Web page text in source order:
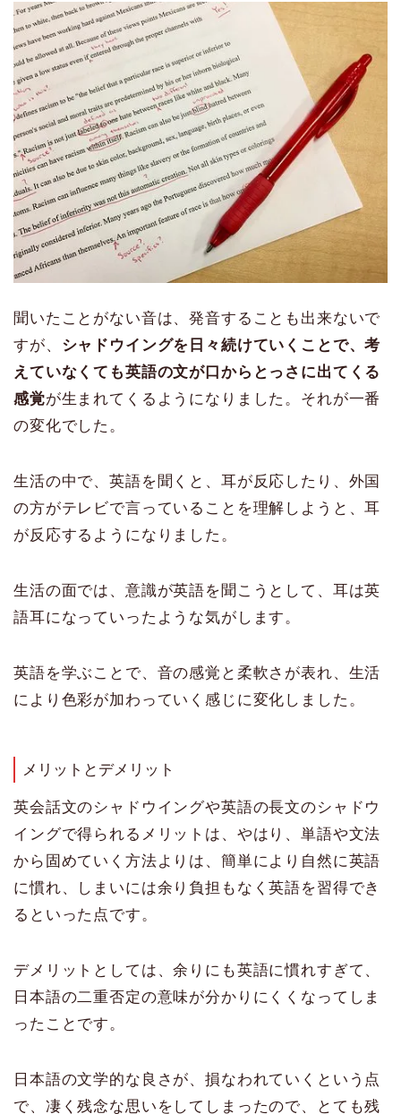
聞いたことがない音は、発音することも出来ないで
すが、 シャドウイングを日々続けていくことで、考
えていなくても英語の文が口からとっさに出てくる
感覚が生まれてくるようになりました。それが一番
の変化でした。
生活の中で、英語を聞くと、耳が反応したり、外国
の方がテレビで言っていることを理解しようと、耳
が反応するようになりました。
生活の面では、意識が英語を聞こうとして、耳は英
語耳になっていったような気がします。
英語を学ぶことで、音の感覚と柔軟さが表れ、生活
により色彩が加わっていく感じに変化しました。
メリットとデメリット
英会話文のシャドウイングや英語の長文のシャドウ
イングで得られるメリットは、やはり、単語や文法
から固めていく方法よりは、簡単により自然に英語
に慣れ、しまいには余り負担もなく英語を習得でき
るといった点です。
デメリットとしては、余りにも英語に慣れすぎて、
日本語の二重否定の意味が分かりにくくなってしま
ったことです。
日本語の文学的な良さが、損なわれていくという点
で、凄く残念な思いをしてしまったので、とても残